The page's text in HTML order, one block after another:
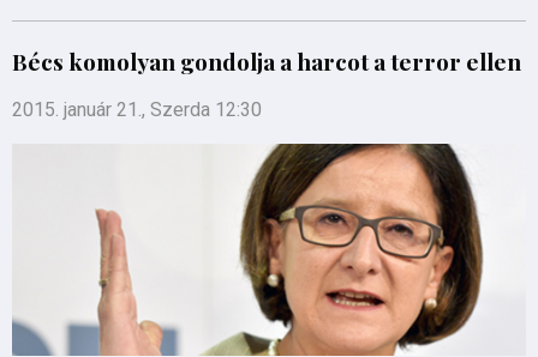
Bécs komolyan gondolja a harcot a terror ellen
2015. január 21., Szerda 12:30